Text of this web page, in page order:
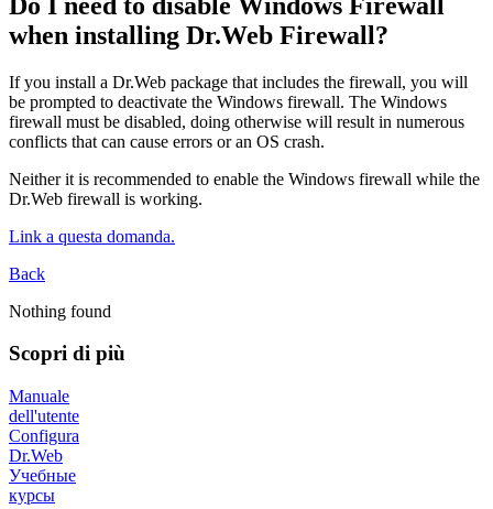
when installing Dr.Web Firewall?
If you install a Dr.Web package that includes the firewall, you will
be prompted to deactivate the Windows firewall. The Windows
firewall must be disabled, doing otherwise will result in numerous
conflicts that can cause errors or an OS crash.
Neither it is recommended to enable the Windows firewall while the
Dr.Web firewall is working.
Link a questa domanda.
Back
Nothing found
Scopri di più
Manuale
dell'utente
Configura
Dr.Web
Учебные
курсы